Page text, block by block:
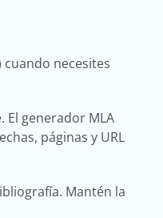
cuando necesites
El generador MLA
páginas y URL
Mantén la